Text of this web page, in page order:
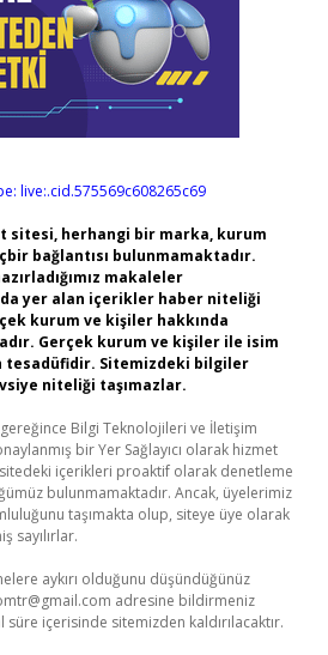
live:.cid.575569c608265c69
sitesi, herhangi bir marka, kurum
bağlantısı bulunmamaktadır.
makaleler
yer alan içerikler haber niteliği
kurum ve kişiler hakkında
Gerçek kurum ve kişiler ile isim
Sitemizdeki bilgiler
niteliği taşımazlar.
gereğince Bilgi Teknolojileri ve İletişim
bir Yer Sağlayıcı olarak hizmet
içerikleri proaktif olarak denetleme
bulunmamaktadır. Ancak, üyelerimiz
taşımakta olup, siteye üye olarak
sayılırlar.
aykırı olduğunu düşündüğünüz
adresine bildirmeniz
içerisinde sitemizden kaldırılacaktır.